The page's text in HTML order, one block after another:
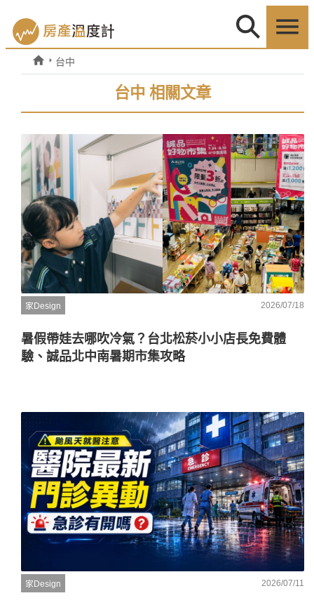
台中
台中 相關文章
家Design 2026/07/18
暑假帶娃去哪吹冷氣？台北松菸小小店長免費體
驗、誠品北中南暑期市集攻略
家Design 2026/07/11